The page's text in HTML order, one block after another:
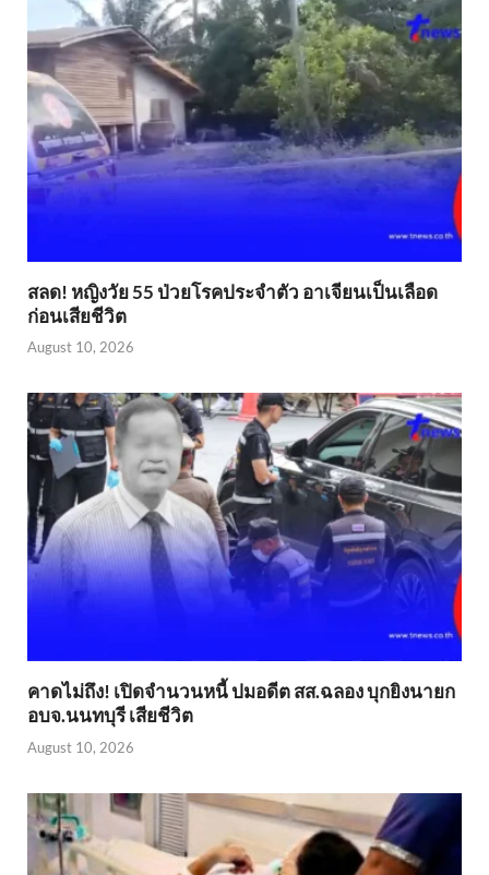
สลด! หญิงวัย 55 ป่วยโรคประจำตัว อาเจียนเป็นเลือด
ก่อนเสียชีวิต
August 10, 2026
คาดไม่ถึง! เปิดจำนวนหนี้ ปมอดีต สส.ฉลอง บุกยิงนายก
อบจ.นนทบุรี เสียชีวิต
August 10, 2026